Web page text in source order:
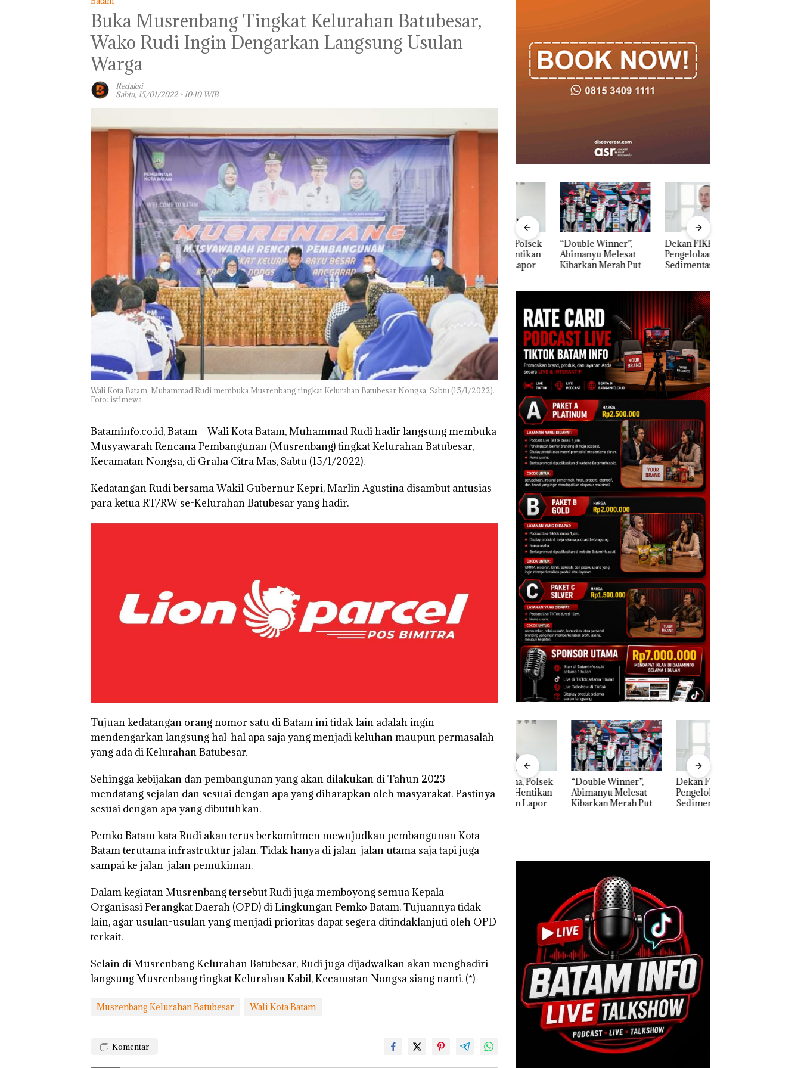
Buka Musrenbang Tingkat Kelurahan Batubesar,
Wako Rudi Ingin Dengarkan Langsung Usulan
Warga
Redaksi
Sabtu, 15/01/2022 - 10:10 WIB
Wali Kota Batam, Muhammad Rudi membuka Musrenbang tingkat Kelurahan Batubesar Nongsa, Sabtu (15/1/2022).
Foto: istimewa
Bataminfo.co.id, Batam –Wali Kota Batam, Muhammad Rudi hadir langsung membuka
Musyawarah Rencana Pembangunan (Musrenbang) tingkat Kelurahan Batubesar,
Kecamatan Nongsa, di Graha Citra Mas, Sabtu (15/1/2022).
Kedatangan Rudi bersama Wakil Gubernur Kepri, Marlin Agustina disambut antusias
para ketua RT/RW se-Kelurahan Batubesar yang hadir.
Tujuan kedatangan orang nomor satu di Batam ini tidak lain adalah ingin
mendengarkan langsung hal-hal apa saja yang menjadi keluhan maupun permasalah
yang ada di Kelurahan Batubesar.
Sehingga kebijakan dan pembangunan yang akan dilakukan di Tahun 2023
mendatang sejalan dan sesuai dengan apa yang diharapkan oleh masyarakat. Pastinya
sesuai dengan apa yang dibutuhkan.
Pemko Batam kata Rudi akan terus berkomitmen mewujudkan pembangunan Kota
Batam terutama infrastruktur jalan. Tidak hanya di jalan-jalan utama saja tapi juga
sampai ke jalan-jalan pemukiman.
Dalam kegiatan Musrenbang tersebut Rudi juga memboyong semua Kepala
Organisasi Perangkat Daerah (OPD) di Lingkungan Pemko Batam. Tujuannya tidak
lain, agar usulan-usulan yang menjadi prioritas dapat segera ditindaklanjuti oleh OPD
terkait.
Selain di Musrenbang Kelurahan Batubesar, Rudi juga dijadwalkan akan menghadiri
langsung Musrenbang tingkat Kelurahan Kabil, Kecamatan Nongsa siang nanti. (*)
Musrenbang Kelurahan Batubesar Wali Kota Batam
Komentar
Viral Promo Spa
Tampilkan Wanita
Berpakaian Minim,
Polisi dan Disparbud
Batam Turun Tangan ‎
Proyek Jalan RE
Martadinata
Sekupang Dikritik,
Masih Mulus Tapi
Diaspal
Bukan Pidana, Polsek
Lubuk Baja Hentikan
Penyelidikan Laporan
Anak Dibawa Tanpa
Izin: Murni Sengketa
Hak Asuh!
“Double Winner”,
Abimanyu Melesat
Kibarkan Merah Putih
Dekan FIKP UMRAH:
Pengelolaan
Sedimentasi Laut di
Ilmiah, Jangan Sampai
Bertentangan dengan
Konservasi
Bisnis Wholesale
Network Catat
Pertumbuhan
Pendapatan Sebesar
Tahunan
Perayaan Ulang
Tahun ke-24 HARRIS
Resort Waterfront
Diskon Menginap
24%
Bukan Pidana, Polsek
Lubuk Baja Hentikan
Penyelidikan Laporan
Hak Asuh!
“Double Winner”,
Abimanyu Melesat
Kibarkan Merah Putih
Dekan FIKP UMRAH:
Pengelolaan
Sedimentasi Laut di